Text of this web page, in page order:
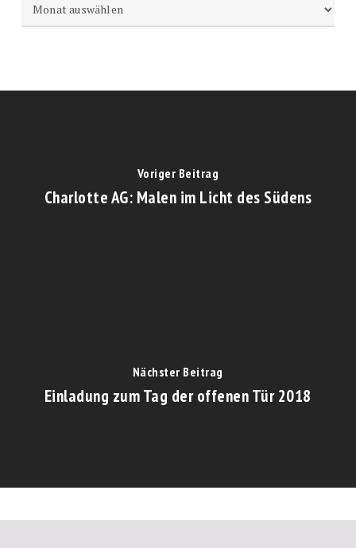
Voriger Beitrag
Charlotte AG: Malen im Licht des Südens
Nächster Beitrag
Einladung zum Tag der offenen Tür 2018